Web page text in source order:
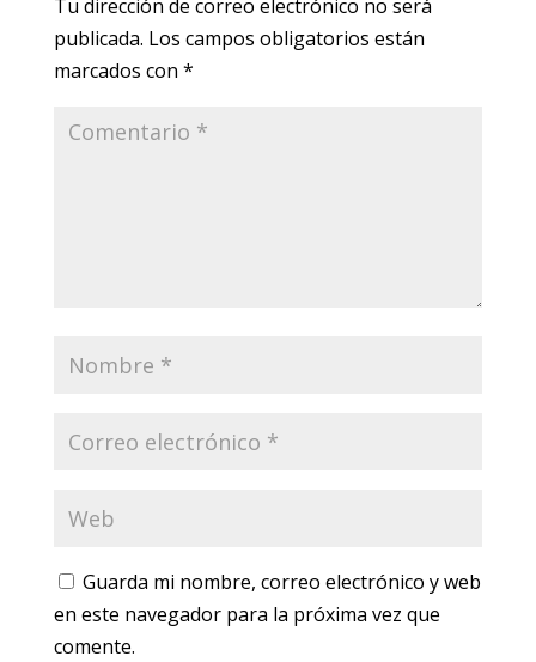
Tu dirección de correo electrónico no será
publicada. Los campos obligatorios están
marcados con *
Guarda mi nombre, correo electrónico y web
en este navegador para la próxima vez que
comente.